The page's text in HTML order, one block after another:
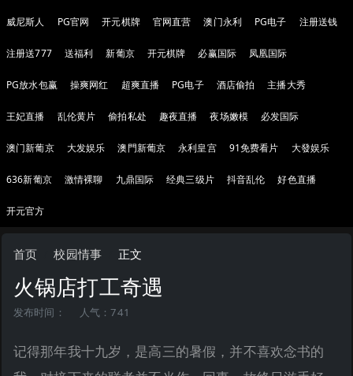
威尼斯人 PG官网 开元棋牌 官网直营 澳门永利 PG电子 注册送钱
注册送777 送福利 新葡京 开元棋牌 必赢国际 凤凰国际
PG放水包赢 操爽网红 超爽直播 PG电子 酒店偷拍 主播大秀
王妃直播 乱伦黄片 偷拍私处 趣夜直播 夜场嫩模 必发国际
澳门新葡京 大发娱乐 澳門新葡京 永利皇宫 91免费看片 大發娱乐
636新葡京 激情裸聊 九鼎国际 经典三级片 抖音乱伦 好色直播
开元官方
首页 校园情事 正文
火锅店打工奇遇
发布时间： 人气：741
记得那年我十九岁，是高三的暑假，并不喜欢念书的